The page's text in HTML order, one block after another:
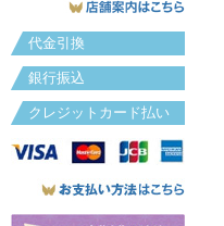
代金引換
銀行振込
クレジットカード払い